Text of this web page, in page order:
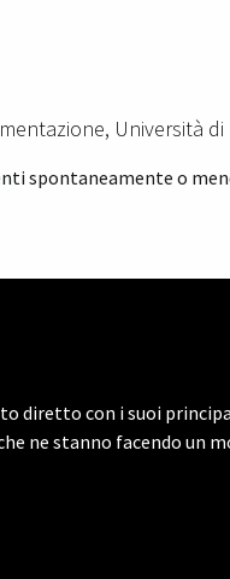
Università di
spontaneamente o
diretto con i suoi
ne stanno facendo un